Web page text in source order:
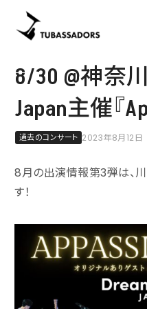
Home
About
出演予定
News
グッズ
楽譜
Blog
8/30 @神奈
Japan主催『
過去のコンサート 2023年8月12日
8月の出演情報第3弾は、
す！